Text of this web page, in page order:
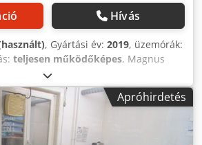
Hívás
, Gyártási év: 2019, üzemórák:
teljesen működőképes, Magnus
kézi kapcsolású modell Modell: TEE
Gyártási év: 2019
Apróhirdetés